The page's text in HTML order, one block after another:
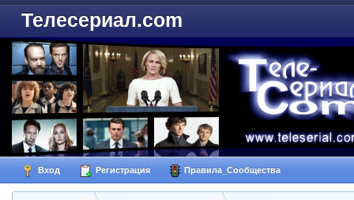
Телесериал.com
Вход Регистрация Правила_Сообщества